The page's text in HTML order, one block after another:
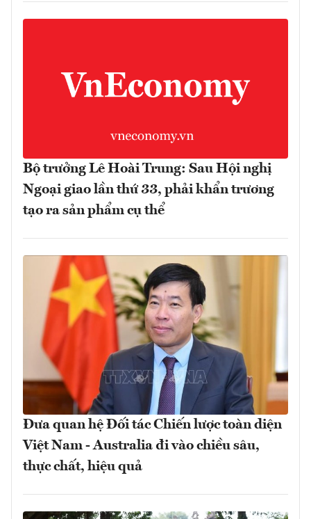
Bộ trưởng Lê Hoài Trung: Sau Hội nghị
Ngoại giao lần thứ 33, phải khẩn trương
tạo ra sản phẩm cụ thể
Đưa quan hệ Đối tác Chiến lược toàn diện
Việt Nam - Australia đi vào chiều sâu,
thực chất, hiệu quả